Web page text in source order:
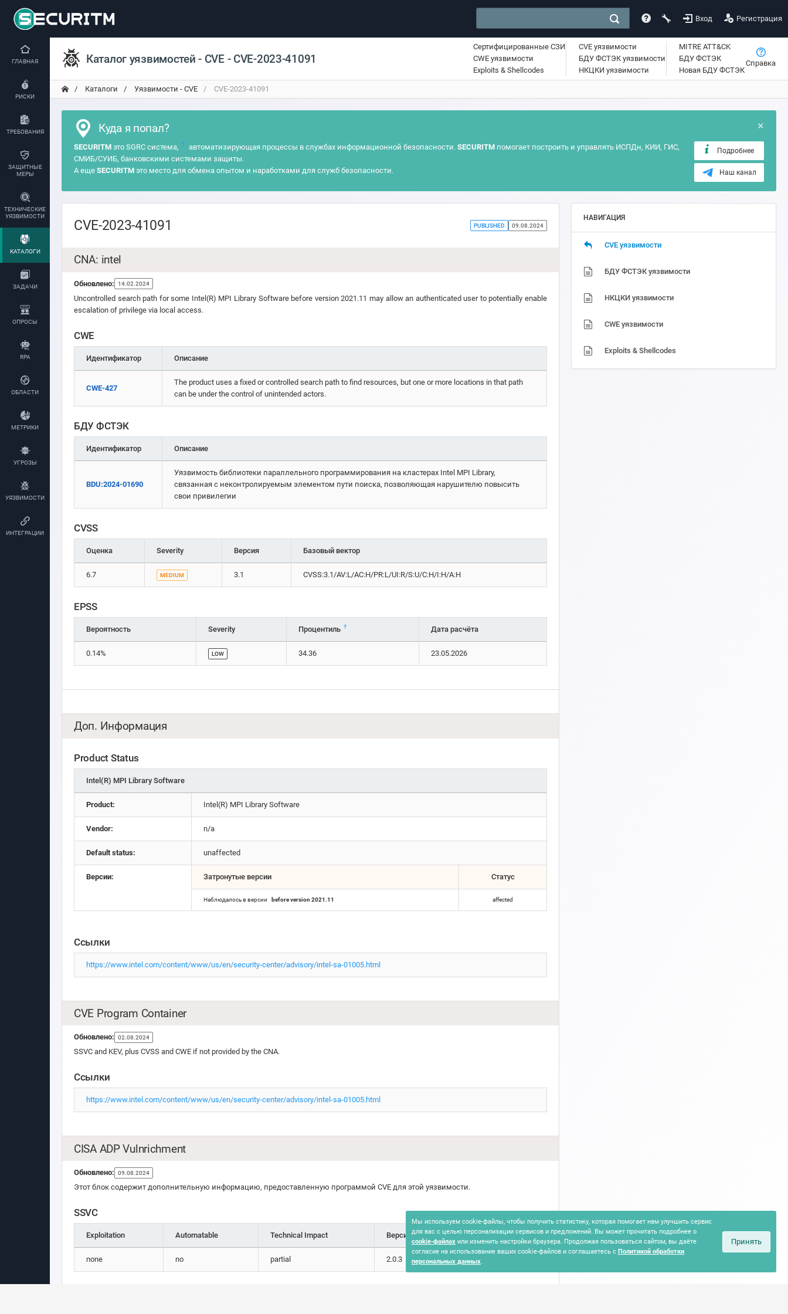
Вход Регистрация
ГЛАВНАЯ
РИСКИ
ТРЕБОВАНИЯ
ЗАЩИТНЫЕ
МЕРЫ
ТЕХНИЧЕСКИЕ
УЯЗВИМОСТИ
КАТАЛОГИ
ЗАДАЧИ
ОПРОСЫ
RPA
ОБЛАСТИ
МЕТРИКИ
УГРОЗЫ
УЯЗВИМОСТИ
ИНТЕГРАЦИИ
Каталог уязвимостей - CVE - CVE-2023-41091
Сертифицированные СЗИ
CWE уязвимости
Exploits & Shellcodes
CVE уязвимости
БДУ ФСТЭК уязвимости
НКЦКИ уязвимости
MITRE ATT&CK
БДУ ФСТЭК
Новая БДУ ФСТЭК
Справка
Каталоги Уязвимости - CVE CVE-2023-41091
×
Куда я попал?
SECURITM это SGRC система, ? автоматизирующая процессы в службах информационной безопасности. SECURITMпомогает построить и управлять ИСПДн, КИИ, ГИС,
СМИБ/СУИБ, банковскими системами защиты.
А еще SECURITM это место для обмена опытом и наработками для служб безопасности.
Подробнее
Наш канал
CVE-2023-41091 PUBLISHED 09.08.2024
CNA: intel
Обновлено: 14.02.2024
Uncontrolled search path for some Intel(R) MPI Library Software before version 2021.11 may allow an authenticated user to potentially enable
escalation of privilege via local access.
CWE
Идентификатор Описание
CWE-427
The product uses a fixed or controlled search path to find resources, but one or more locations in that path
can be under the control of unintended actors.
БДУ ФСТЭК
Идентификатор Описание
BDU:2024-01690
Уязвимость библиотеки параллельного программирования на кластерах Intel MPI Library,
связанная с неконтролируемым элементом пути поиска, позволяющая нарушителю повысить
свои привилегии
CVSS
Оценка Severity Версия Базовый вектор
6.7 MEDIUM 3.1 CVSS:3.1/AV:L/AC:H/PR:L/UI:R/S:U/C:H/I:H/A:H
EPSS
Вероятность Severity Процентиль ? Дата расчёта
0.14% LOW 34.36 23.05.2026
Доп. Информация
Product Status
Intel(R) MPI Library Software
Product: Intel(R) MPI Library Software
Vendor: n/a
Default status: unaffected
Версии: Затронутые версии Статус
Наблюдалось в версии before version 2021.11 affected
Ссылки
https://www.intel.com/content/www/us/en/security-center/advisory/intel-sa-01005.html
CVE Program Container
Обновлено: 02.08.2024
SSVC and KEV, plus CVSS and CWE if not provided by the CNA.
Ссылки
https://www.intel.com/content/www/us/en/security-center/advisory/intel-sa-01005.html
CISA ADP Vulnrichment
Обновлено: 09.08.2024
Этот блок содержит дополнительную информацию, предоставленную программой CVE для этой уязвимости.
SSVC
Exploitation Automatable Technical Impact Версия Дата доступа
none no partial 2.0.3 09.08.2024
НАВИГАЦИЯ
CVE уязвимости
БДУ ФСТЭК уязвимости
НКЦКИ уязвимости
CWE уязвимости
Exploits & Shellcodes
Мы используем cookie-файлы, чтобы получить статистику, которая помогает нам улучшить сервис
для вас с целью персонализации сервисов и предложений. Вы может прочитать подробнее о
cookie-файлах или изменить настройки браузера. Продолжая пользоваться сайтом, вы даёте
согласие на использование ваших cookie-файлов и соглашаетесь с Политикой обработки
персональных данных.
Принять